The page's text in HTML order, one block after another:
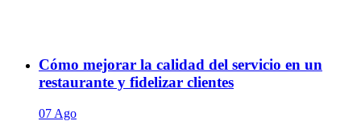
Cómo mejorar la calidad del servicio en un
restaurante y fidelizar clientes
07 Ago